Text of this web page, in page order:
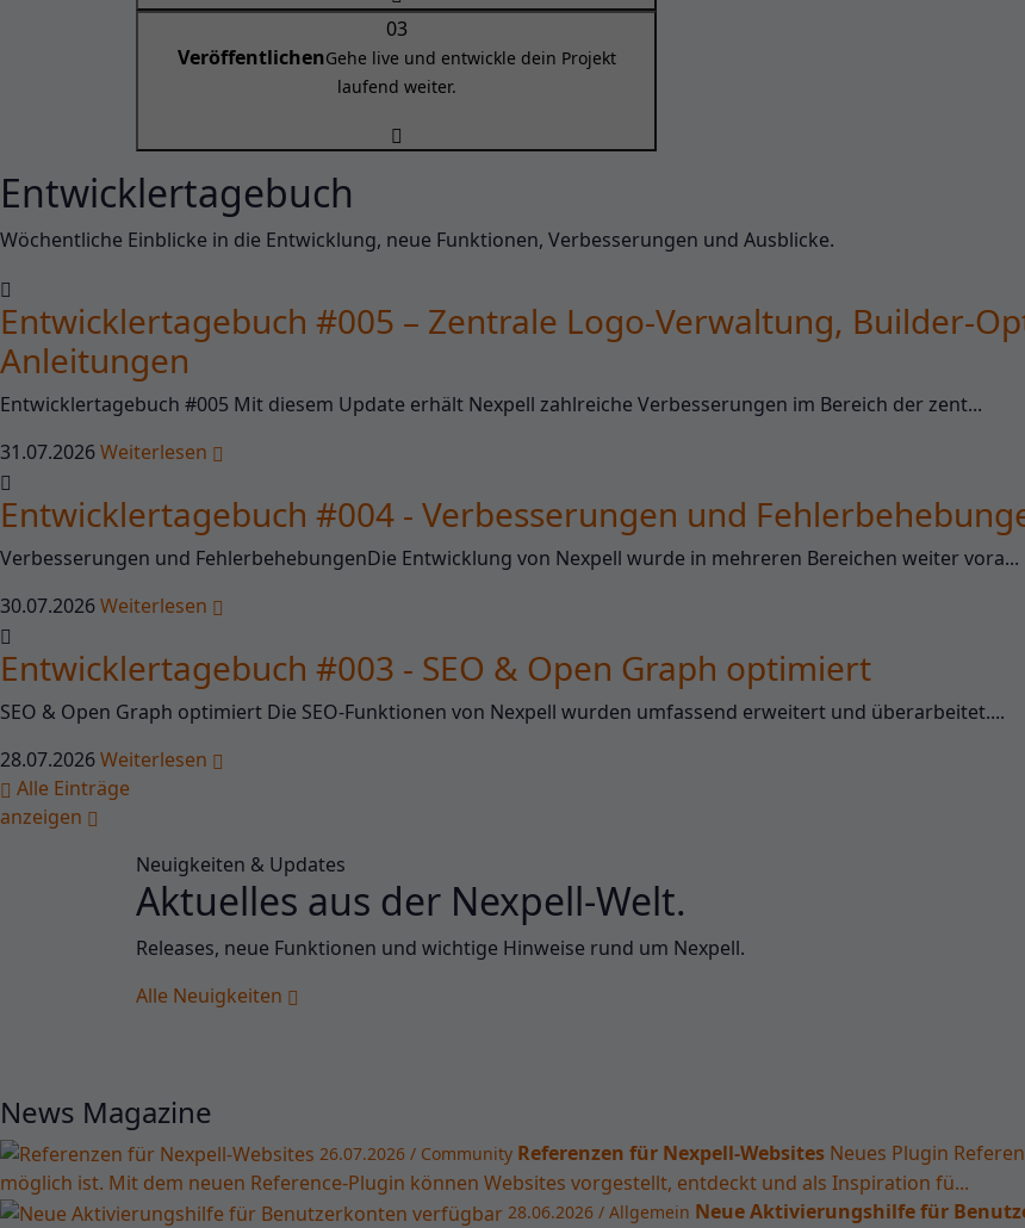
03
VeröffentlichenGehe live und entwickle dein Projekt
laufend weiter.
Entwicklertagebuch
Wöchentliche Einblicke in die Entwicklung, neue Funktionen, Verbesserungen und Ausblicke.
Entwicklertagebuch #005 – Zentrale Logo-Verwaltung, Builder-
Anleitungen
Entwicklertagebuch #005 Mit diesem Update erhält Nexpell zahlreiche Verbesserungen im Bereich der zent...
31.07.2026Weiterlesen
Entwicklertagebuch #004 - Verbesserungen und
Verbesserungen und FehlerbehebungenDie Entwicklung von Nexpell wurde in mehreren Bereichen weiter vora...
30.07.2026Weiterlesen
Entwicklertagebuch #003 - SEO & Open Graph optimiert
SEO & Open Graph optimiert Die SEO-Funktionen von Nexpell wurden umfassend erweitert und überarbeitet....
28.07.2026Weiterlesen
Alle Einträge
anzeigen
Neuigkeiten & Updates
Aktuelles aus der Nexpell-Welt.
Releases, neue Funktionen und wichtige Hinweise rund um Nexpell.
Alle Neuigkeiten
News Magazine
26.07.2026 / Community Referenzen für Nexpell-Websites Neues Plugin
möglich ist. Mit dem neuen Reference-Plugin können Websites vorgestellt, entdeckt und als Inspiration fü...
28.06.2026 / Allgemein Neue Aktivierungshilfe für